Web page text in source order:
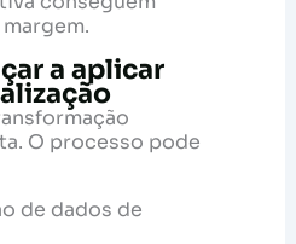
a aplicar
O processo pode
de dados de